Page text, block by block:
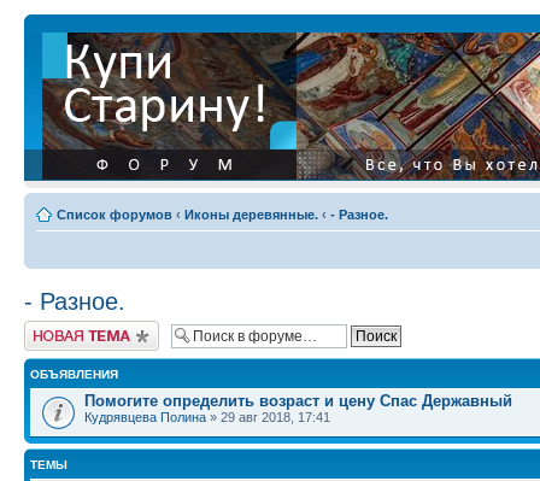
Список форумов ‹ Иконы деревянные. ‹ - Разное.
- Разное.
Начать новую тему
ОБЪЯВЛЕНИЯ
Помогите определить возраст и цену Спас Державный
Кудрявцева Полина » 29 авг 2018, 17:41
ТЕМЫ